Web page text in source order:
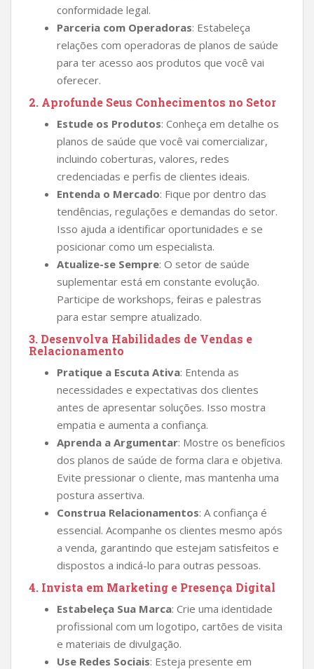
conformidade legal.
Parceria com Operadoras: Estabeleça
relações com operadoras de planos de saúde
para ter acesso aos produtos que você vai
oferecer.
2. Aprofunde Seus Conhecimentos no Setor
Estude os Produtos: Conheça em detalhe os
planos de saúde que você vai comercializar,
incluindo coberturas, valores, redes
credenciadas e perfis de clientes ideais.
Entenda o Mercado: Fique por dentro das
tendências, regulações e demandas do setor.
Isso ajuda a identificar oportunidades e se
posicionar como um especialista.
Atualize-se Sempre: O setor de saúde
suplementar está em constante evolução.
Participe de workshops, feiras e palestras
para estar sempre atualizado.
3. Desenvolva Habilidades de Vendas e
Relacionamento
Pratique a Escuta Ativa: Entenda as
necessidades e expectativas dos clientes
antes de apresentar soluções. Isso mostra
empatia e aumenta a confiança.
Aprenda a Argumentar: Mostre os benefícios
dos planos de saúde de forma clara e objetiva.
Evite pressionar o cliente, mas mantenha uma
postura assertiva.
Construa Relacionamentos: A confiança é
essencial. Acompanhe os clientes mesmo após
a venda, garantindo que estejam satisfeitos e
dispostos a indicá-lo para outras pessoas.
4. Invista em Marketing e Presença Digital
Estabeleça Sua Marca: Crie uma identidade
profissional com um logotipo, cartões de visita
e materiais de divulgação.
Use Redes Sociais: Esteja presente em